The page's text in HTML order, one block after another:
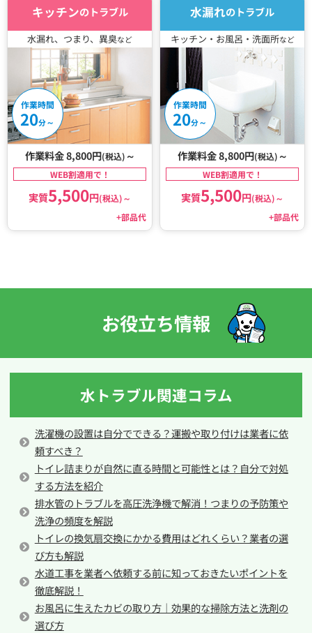
キッチンのトラブル
水漏れ、つまり、異臭など
作業時間
20分～
作業料金 8,800円(税込) ～
WEB割適用で！
実質5,500円(税込)～
+部品代
水漏れのトラブル
キッチン・お風呂・洗面所など
作業時間
20分～
作業料金 8,800円(税込) ～
WEB割適用で！
実質5,500円(税込)～
+部品代
お役立ち情報
水トラブル関連コラム
洗濯機の設置は自分でできる？運搬や取り付けは業者に依
頼すべき？
トイレ詰まりが自然に直る時間と可能性とは？自分で対処
する方法を紹介
排水管のトラブルを高圧洗浄機で解消！つまりの予防策や
洗浄の頻度を解説
トイレの換気扇交換にかかる費用はどれくらい？業者の選
び方も解説
水道工事を業者へ依頼する前に知っておきたいポイントを
徹底解説！
お風呂に生えたカビの取り方｜効果的な掃除方法と洗剤の
選び方